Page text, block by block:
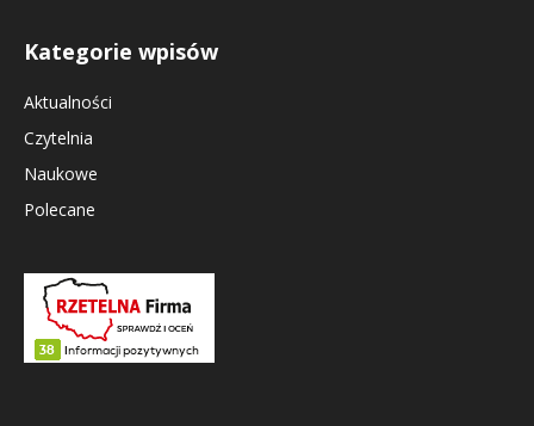
Kategorie wpisów
Aktualności
Czytelnia
Naukowe
Polecane